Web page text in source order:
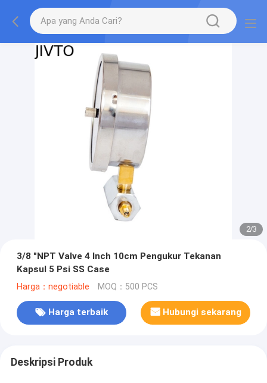
2/3
3/8 "NPT Valve 4 Inch 10cm Pengukur Tekanan
Kapsul 5 Psi SS Case
Harga：negotiable MOQ：500 PCS
Harga terbaik Hubungi sekarang
Deskripsi Produk